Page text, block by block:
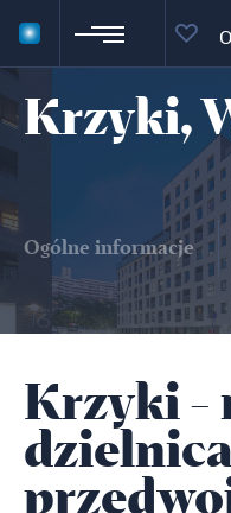
0
Krzyki,
Ogólne informacje
Krzyki -